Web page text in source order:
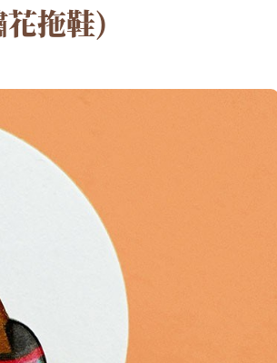
拖鞋)